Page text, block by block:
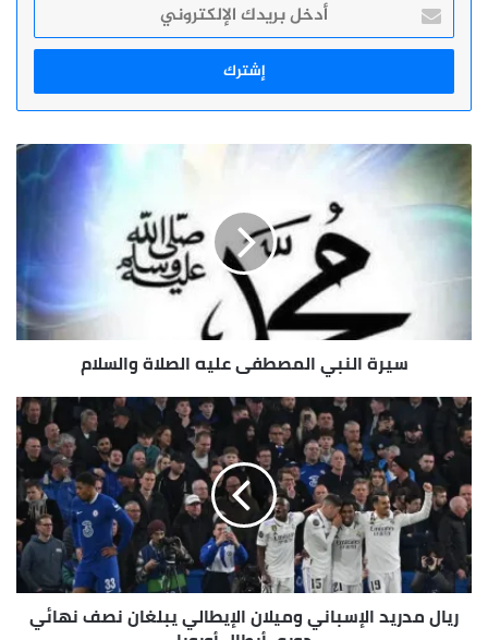
بريدك
الإلكتروني
سيرة
النبي
المصطفى
عليه
سيرة النبي المصطفى عليه الصلاة والسلام
ريال
مدريد
الإسباني
وميلان
الإيطالي
يبلغان
نهائي
دوري
أبطال
أوروبا
ريال مدريد الإسباني وميلان الإيطالي يبلغان نصف نهائي